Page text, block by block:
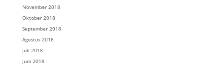
November 2018
Oktober 2018
September 2018
Agustus 2018
Juli 2018
Juni 2018